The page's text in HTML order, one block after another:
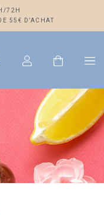
72H
55€ D’ACHAT